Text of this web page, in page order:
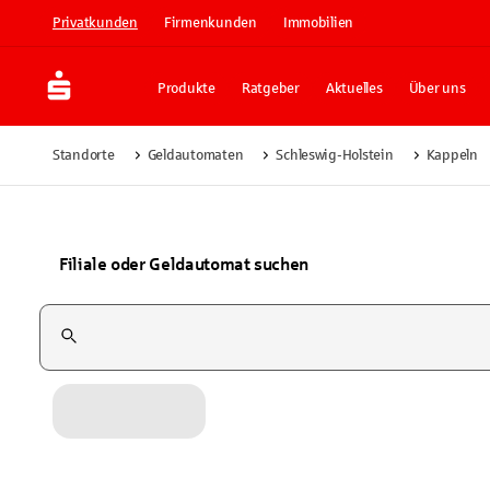
Privatkunden Firmenkunden Immobilien
Produkte Ratgeber Aktuelles Über uns
Standorte Geldautomaten Schleswig-Holstein Kappeln
Filiale oder Geldautomat suchen
Suchfeld